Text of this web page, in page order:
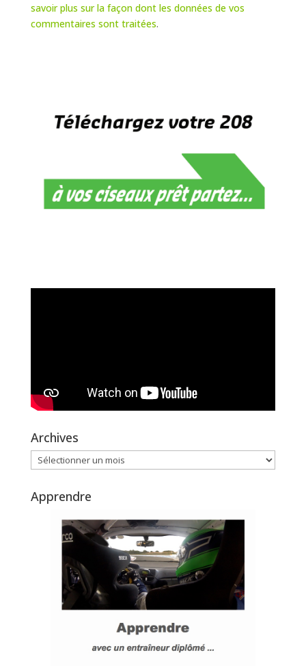
savoir plus sur la façon dont les données de vos
commentaires sont traitées.
Archives
Archives
Apprendre